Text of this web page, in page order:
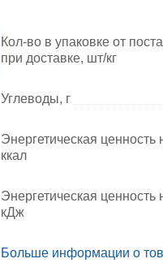
Кол-во в упаковке от
при доставке, шт/кг
Углеводы, г
Энергетическая ценность
ккал
Энергетическая ценность
кДж
Больше информации о